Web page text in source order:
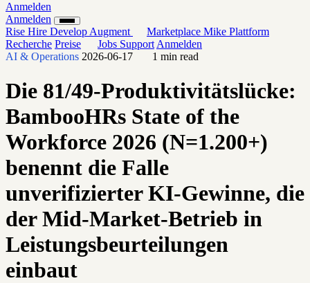
Anmelden
Anmelden
Rise Hire Develop Augment Marketplace Mike Plattform
Recherche Preise Jobs Support Anmelden
AI & Operations 2026-06-17 1 min read
Die 81/49-Produktivitätslücke:
BambooHRs State of the
Workforce 2026 (N=1.200+)
benennt die Falle
unverifizierter KI-Gewinne, die
der Mid-Market-Betrieb in
Leistungsbeurteilungen
einbaut